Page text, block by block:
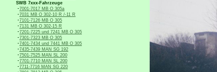
SWB 7xxx-Fahrzeuge
-7001-7017 MB O 305a
-7031 MB O 302-10 R /-11 R
-7101-7126 MB O 305
-7131 MB O 302-15 R
-7201-7225 und 7241 MB O 305
-7301-7323 MB O 305
-7401-7434 und 7441 MB O 305
-7435-7439 MAN SG 192
-7501-7525 MAN SL 200
-7701-7710 MAN SL 200
-7711-7716 MAN SG 220